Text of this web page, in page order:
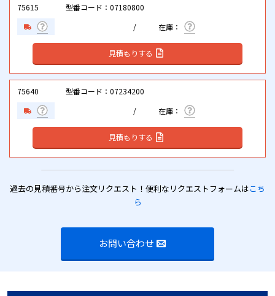
75615 型番コード：07180800
見積もりする
75640 型番コード：07234200
見積もりする
過去の見積番号から注文リクエスト！便利なリクエストフォームはこち
ら
お問い合わせ